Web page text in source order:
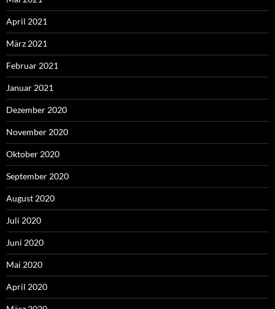
April 2021
März 2021
Februar 2021
Januar 2021
Dezember 2020
November 2020
Oktober 2020
September 2020
August 2020
Juli 2020
Juni 2020
Mai 2020
April 2020